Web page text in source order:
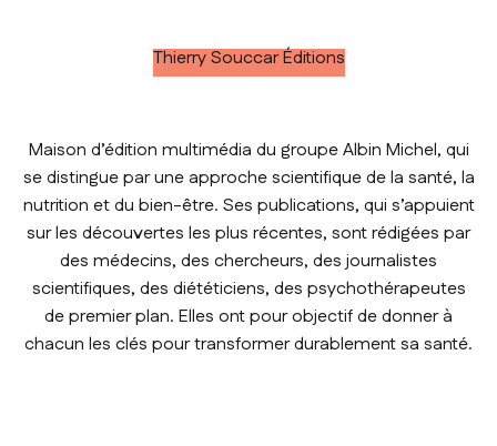
Thierry Souccar Éditions
Maison d’édition multimédia du groupe Albin Michel, qui
se distingue par une approche scientifique de la santé, la
nutrition et du bien-être. Ses publications, qui s’appuient
sur les découvertes les plus récentes, sont rédigées par
des médecins, des chercheurs, des journalistes
scientifiques, des diététiciens, des psychothérapeutes
de premier plan. Elles ont pour objectif de donner à
chacun les clés pour transformer durablement sa santé.